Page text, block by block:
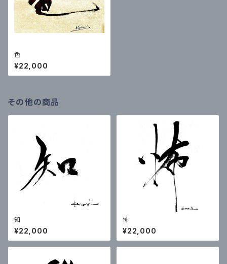
色
¥22,000
その他の商品
知
¥22,000
怖
¥22,000